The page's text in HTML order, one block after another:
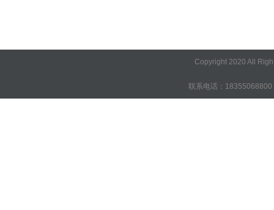
Copyright 2020 All
联系电话：